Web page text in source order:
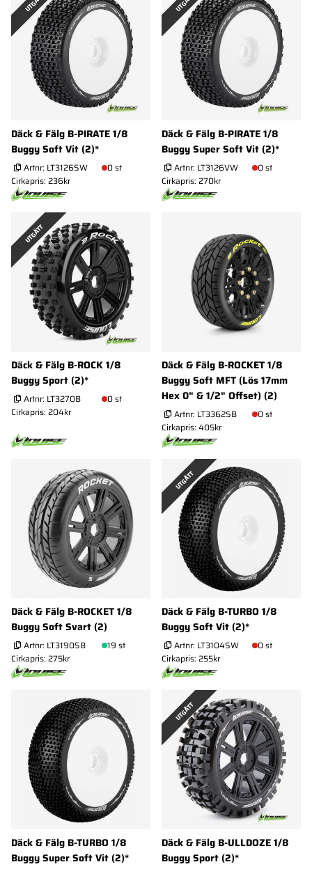
Däck & Fälg B-PIRATE 1/8
Buggy Soft Vit (2)*
Artnr: LT3126SW
0 st
Cirkapris: 236kr
Däck & Fälg B-PIRATE 1/8
Buggy Super Soft Vit (2)*
Artnr: LT3126VW
0 st
Cirkapris: 270kr
UTGÅTT
Däck & Fälg B-ROCK 1/8
Buggy Sport (2)*
Artnr: LT3270B
0 st
Cirkapris: 204kr
Däck & Fälg B-ROCKET 1/8
Buggy Soft MFT (Lös 17mm
Hex 0" & 1/2" Offset) (2)
Artnr: LT3362SB
0 st
Cirkapris: 405kr
Däck & Fälg B-ROCKET 1/8
Buggy Soft Svart (2)
Artnr: LT3190SB
19 st
Cirkapris: 275kr
UTGÅTT
Däck & Fälg B-TURBO 1/8
Buggy Soft Vit (2)*
Artnr: LT3104SW
0 st
Cirkapris: 255kr
Däck & Fälg B-TURBO 1/8
Buggy Super Soft Vit (2)*
UTGÅTT
Däck & Fälg B-ULLDOZE 1/8
Buggy Sport (2)*